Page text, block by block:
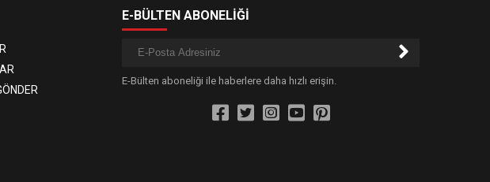
E-BÜLTEN ABONELİĞİ
E-Bülten aboneliği ile haberlere daha hızlı erişin.